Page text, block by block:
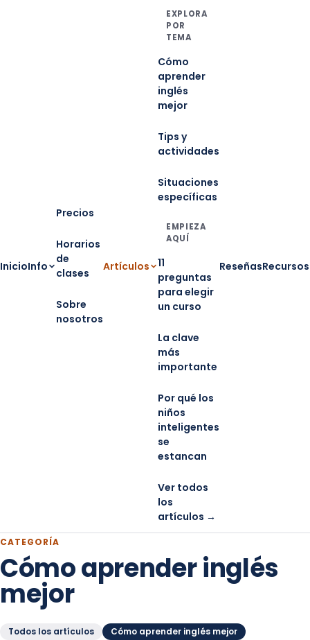
InicioInfo
Precios
Horarios
de
clases
Sobre
nosotros
Artículos
EXPLORA
POR
TEMA
Cómo
aprender
inglés
mejor
Tips y
actividades
Situaciones
específicas
EMPIEZA
AQUÍ
11
preguntas
para elegir
un curso
La clave
más
importante
Por qué los
niños
inteligentes
se
estancan
Ver todos
los
artículos →
ReseñasRecursos
CATEGORÍA
Cómo aprender inglés
mejor
Todos los artículos
Cómo aprender inglés mejor